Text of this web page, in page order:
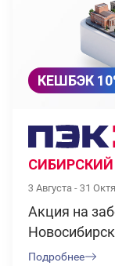
КЕШБЭК
3 Августа - 31
Акция на
Подробнее